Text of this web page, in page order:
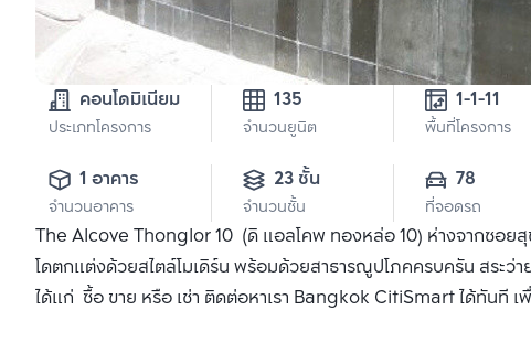
คอนโดมิเนียม
ประเภทโครงการ
135
จำนวนยูนิต
1-1-11
พื้นที่โครงการ
1 อาคาร
จำนวนอาคาร
23 ชั้น
จำนวนชั้น
78
ที่จอดรถ
The Alcove Thonglor 10 (ดิ แอลโคพ ทองหล่อ 10) ห่างจากซอย
โดตกแต่งด้วยสไตล์โมเดิร์น พร้อมด้วยสาธารณูปโภคครบครัน สระ
ได้แก่ ซื้อ ขาย หรือ เช่า ติดต่อหาเรา Bangkok CitiSmart ได้ทันที เ